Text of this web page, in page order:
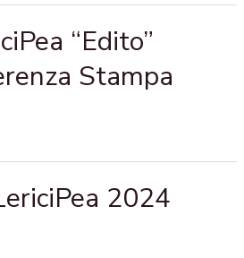
“Edito”
Stampa
2024